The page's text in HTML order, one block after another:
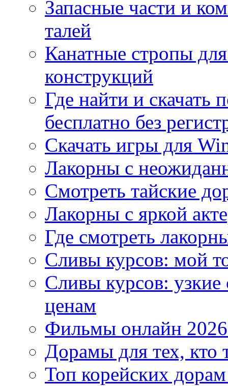
Запасные части и
талей
Канатные стропы
конструкций
Где найти и
бесплатно без
Скачать игры для
Лакорны с
Смотреть тайские
Лакорны с яркой
Где смотреть
Сливы курсов: мой
Сливы курсов:
ценам
Фильмы онлайн
Дорамы для тех, кто
Топ корейских